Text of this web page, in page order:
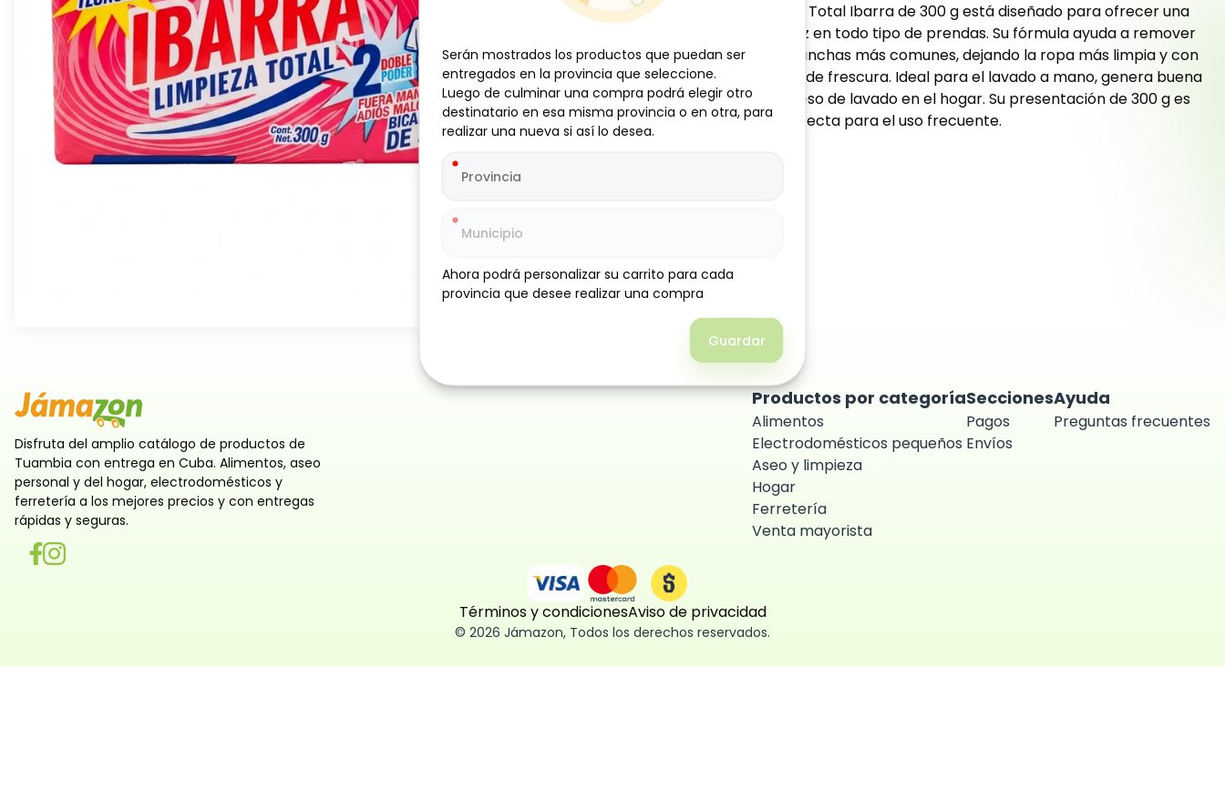
El jabón de lavar Limpieza Total Ibarra de 300 g está diseñado para ofrecer una
limpieza profunda y eficaz en todo tipo de prendas. Su fórmula ayuda a remover
la suciedad diaria y las manchas más comunes, dejando la ropa más limpia y con
una agradable sensación de frescura. Ideal para el lavado a mano, genera buena
espuma y facilita el proceso de lavado en el hogar. Su presentación de 300 g es
práctica, rendidora y perfecta para el uso frecuente.
Disfruta del amplio catálogo de productos de
Tuambia con entrega en Cuba. Alimentos, aseo
personal y del hogar, electrodomésticos y
ferretería a los mejores precios y con entregas
rápidas y seguras.
Productos por categoría
Alimentos
Electrodomésticos pequeños
Aseo y limpieza
Hogar
Ferretería
Venta mayorista
Secciones
Pagos
Envíos
Ayuda
Preguntas frecuentes
Términos y condicionesAviso de privacidad
© 2026 Jámazon, Todos los derechos reservados.
Serán mostrados los productos que puedan ser
entregados en la provincia que seleccione.
Luego de culminar una compra podrá elegir otro
destinatario en esa misma provincia o en otra, para
realizar una nueva si así lo desea.
Ahora podrá personalizar su carrito para cada
provincia que desee realizar una compra
Guardar
Serán mostrados los productos que puedan ser
entregados en la provincia que seleccione.
Luego de culminar una compra podrá elegir otro
destinatario en esa misma provincia o en otra, para
realizar una nueva si así lo desea.
Ahora podrá personalizar su carrito para cada
provincia que desee realizar una compra
Guardar